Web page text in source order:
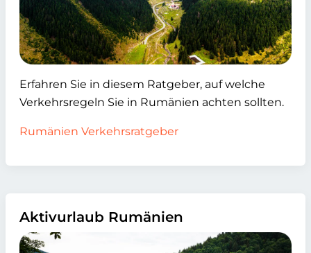
Erfahren Sie in diesem Ratgeber, auf welche
Verkehrsregeln Sie in Rumänien achten sollten.
Rumänien Verkehrsratgeber
Aktivurlaub Rumänien